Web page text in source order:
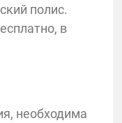
полис.
в
необходима